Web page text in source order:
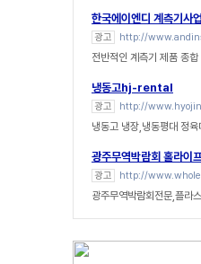
한국에이엔디 계측기사
광고 http://
전반적인 계측기 제품 종
냉동고hj-rental
광고 http://
냉동고 냉장,냉동평대 정
광주무역박람회 홀라이
광고 http://
광주무역박람회전문,플라